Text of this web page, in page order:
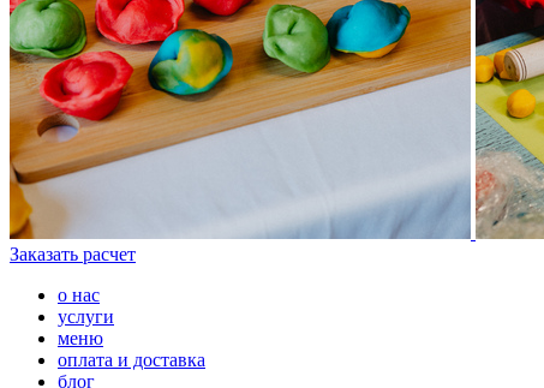
Заказать расчет
о нас
услуги
меню
оплата и доставка
блог